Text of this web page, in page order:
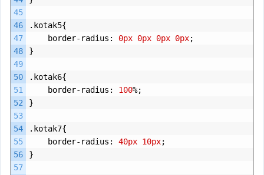
45
46
47
48
49
50
51
52
53
54
55
56
57
. kotak5{
border- radius : 0px 0px 0px 0px;
}
. kotak6{
border- radius : 100%;
}
. kotak7{
border- radius : 40px 10px;
}